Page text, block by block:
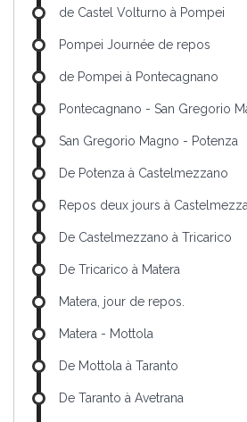
de Castel Volturno à Pompei
Pompei Journée de repos
de Pompei à Pontecagnano
Pontecagnano - San Gregorio
San Gregorio Magno - Potenza
De Potenza à Castelmezzano
Repos deux jours à
De Castelmezzano à Tricarico
De Tricarico à Matera
Matera, jour de repos.
Matera - Mottola
De Mottola à Taranto
De Taranto à Avetrana